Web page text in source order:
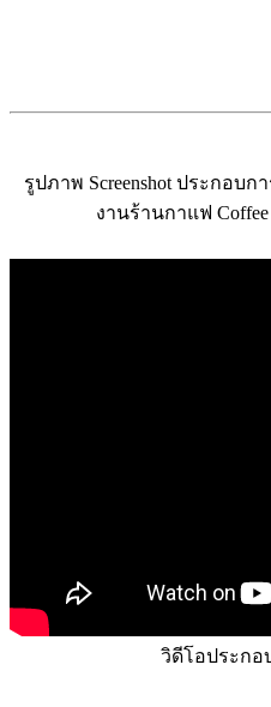
รูปภาพ Screenshot ประกอบ
งานร้านกาแฟ Coffee
วิดีโอประกอ